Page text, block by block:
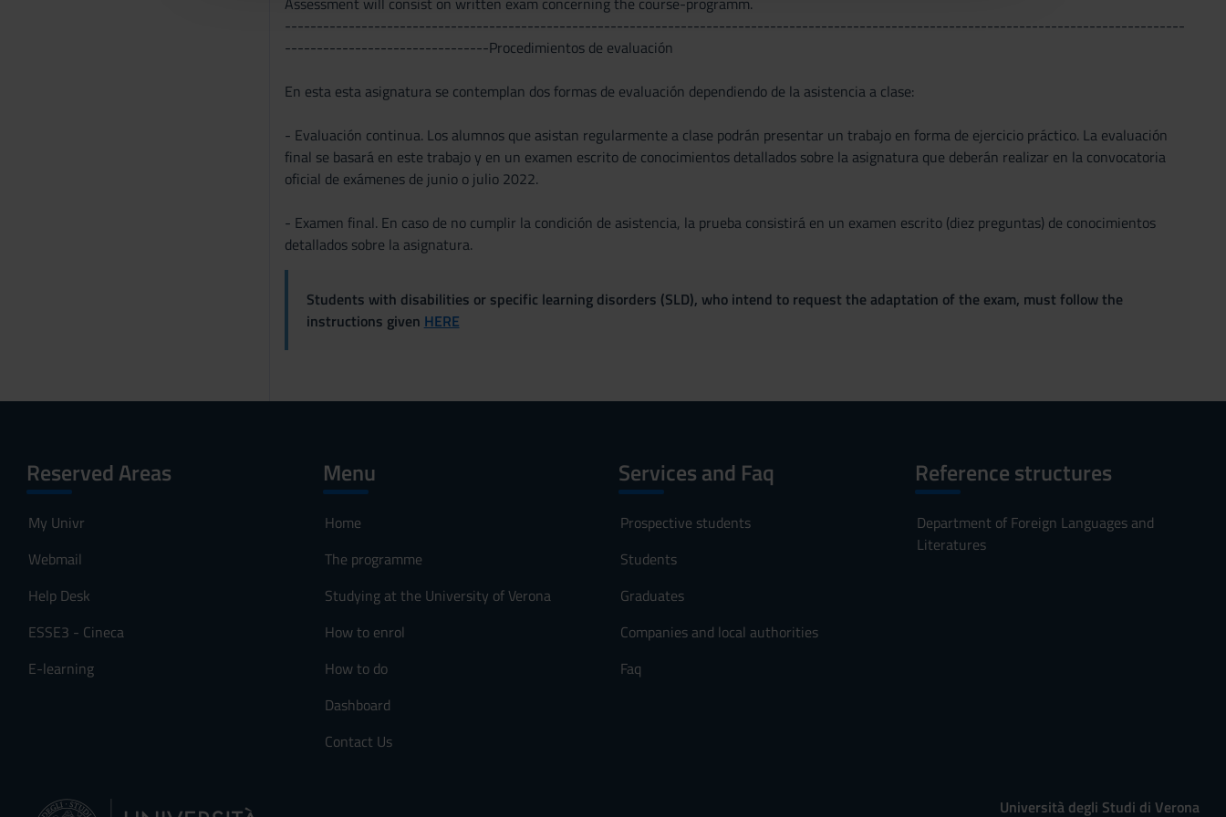
---------------------------------------------------------------------------------------------------------------------------------------------
--------------------------------Procedimientos de evaluación
En esta esta asignatura se contemplan dos formas de evaluación dependiendo de la asistencia a clase:
- Evaluación continua. Los alumnos que asistan regularmente a clase podrán presentar un trabajo en forma de ejercicio práctico. La evaluación
final se basará en este trabajo y en un examen escrito de conocimientos detallados sobre la asignatura que deberán realizar en la convocatoria
oficial de exámenes de junio o julio 2022.
- Examen final. En caso de no cumplir la condición de asistencia, la prueba consistirá en un examen escrito (diez preguntas) de conocimientos
detallados sobre la asignatura.
Students with disabilities or specific learning disorders (SLD), who intend to request the adaptation of the exam, must follow the
instructions given HERE
Reserved Areas
My Univr
Webmail
Help Desk
ESSE3 - Cineca
E-learning
Menu
Home
The programme
Studying at the University of Verona
How to enrol
How to do
Dashboard
Contact Us
Services and Faq
Prospective students
Students
Graduates
Companies and local authorities
Faq
Reference structures
Department of Foreign Languages and
Literatures
Università degli Studi di Verona